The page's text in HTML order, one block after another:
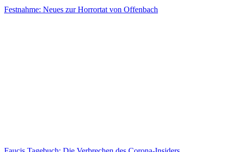
Festnahme: Neues zur Horrortat von Offenbach